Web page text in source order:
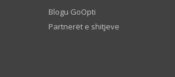
Blogu GoOpti
Partnerët e shitjeve